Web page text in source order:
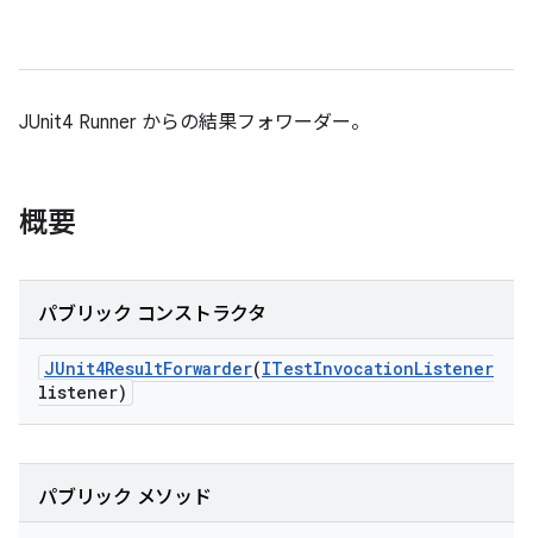
JUnit4 Runner からの結果フォワーダー。
概要
パブリック コンストラクタ
JUnit4ResultForwarder(ITestInvocationListener
listener)
パブリック メソッド